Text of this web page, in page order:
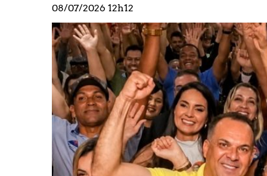
08/07/2026 12h12